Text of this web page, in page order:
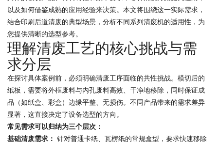
以及如何借鉴成熟的应用经验来决策。本文将围绕这一实际需求，
结合印刷后道清废的典型场景，分析不同系列清废机的适用性，为
您提供清晰的选型参考。
理解清废工艺的核心挑战与需
求分层
在探讨具体案例前，必须明确清废工序面临的共性挑战。模切后的
纸板，需要将外框废料与内孔废料高效、干净地移除，同时保证成
品（如纸盒、彩盒）边缘平整、无损伤。不同产品带来的需求差异
显著，这直接决定了设备选型的方向。
常见需求可以归纳为三个层次：
基础清废需求： 针对普通卡纸、瓦楞纸的常规盒型，要求快速移除